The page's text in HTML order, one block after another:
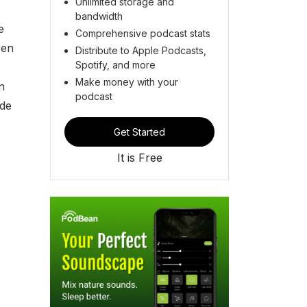
bandwidth
Comprehensive podcast stats
Distribute to Apple Podcasts,
Spotify, and more
Make money with your
podcast
Get Started
It is Free